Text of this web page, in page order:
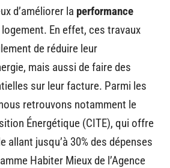
d’améliorer la performance
En effet, ces travaux
de réduire leur
mais aussi de faire des
sur leur facture. Parmi les
retrouvons notamment le
Énergétique (CITE), qui offre
allant jusqu’à 30% des dépenses
Habiter Mieux de l’Agence